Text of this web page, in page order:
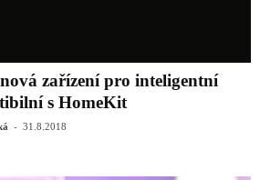
zařízení pro inteligentní
s HomeKit
- 31.8.2018